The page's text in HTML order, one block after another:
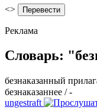
<>
Реклама
Словарь:
безнаказанный
безнаказаннее / -
ungestraft